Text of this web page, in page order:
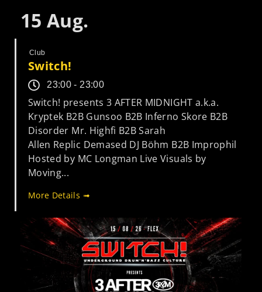
15 Aug.
Club
Switch!
23:00 - 23:00
Switch! presents 3 AFTER MIDNIGHT a.k.a.
Kryptek B2B Gunsoo B2B Inferno Skore B2B
Disorder Mr. Highfi B2B Sarah
Allen Replic Demased DJ Böhm B2B Improphil
Hosted by MC Longman Live Visuals by
Moving...
More Details ➟